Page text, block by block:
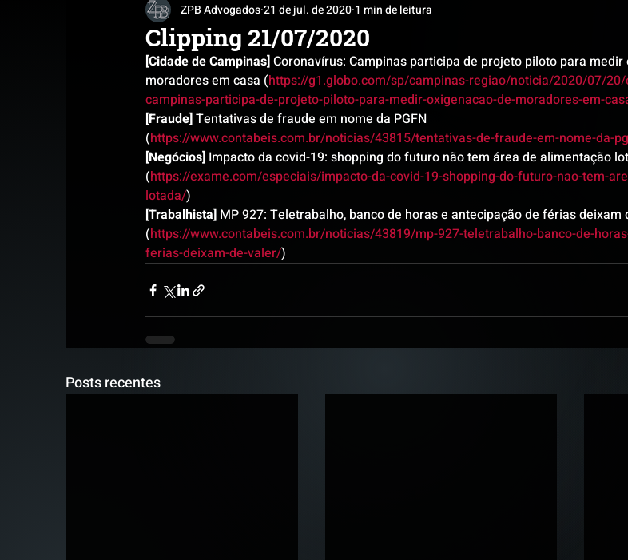
Reconhecimento Tributário Pós-evento TRANSPORTE
Clipping 21/07/2020
ZPB Advogados21 de jul. de 2020 1 min de leitura
[Cidade de Campinas] Coronavírus: Campinas participa de projeto piloto para medir
moradores em casa (https://g1.globo.com/sp/campinas-regiao/noticia/2020/07/
campinas-participa-de-projeto-piloto-para-medir-oxigenacao-de-moradores-em-
[Fraude] Tentativas de fraude em nome da PGFN
(https://www.contabeis.com.br/noticias/43815/tentativas-de-fraude-em-nome-da-
[Negócios] Impacto da covid-19: shopping do futuro não tem área de alimentação
(https://exame.com/especiais/impacto-da-covid-19-shopping-do-futuro-nao-tem-
lotada/)
[Trabalhista] MP 927: Teletrabalho, banco de horas e antecipação de férias deixam
(https://www.contabeis.com.br/noticias/43819/mp-927-teletrabalho-banco-de-
ferias-deixam-de-valer/)
Posts recentes